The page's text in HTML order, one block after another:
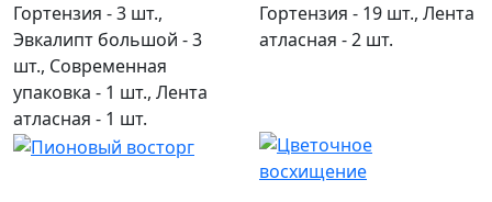
Гортензия - 3 шт.,
Эвкалипт большой - 3
шт., Современная
упаковка - 1 шт., Лента
атласная - 1 шт.
Гортензия - 19 шт., Лента
атласная - 2 шт.